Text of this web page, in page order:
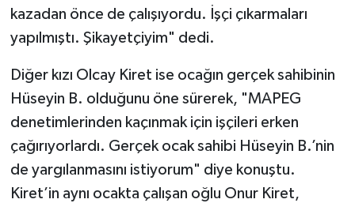
kazadan önce de çalışıyordu. İşçi çıkarmaları
yapılmıştı. Şikayetçiyim" dedi.
Diğer kızı Olcay Kiret ise ocağın gerçek sahibinin
Hüseyin B. olduğunu öne sürerek, "MAPEG
denetimlerinden kaçınmak için işçileri erken
çağırıyorlardı. Gerçek ocak sahibi Hüseyin B.’nin
de yargılanmasını istiyorum" diye konuştu.
Kiret’in aynı ocakta çalışan oğlu Onur Kiret,